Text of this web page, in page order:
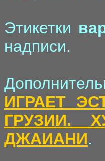
Этикетки
надписи.
ИГРАЕТ
ГРУЗИИ.
ДЖАИАНИ.